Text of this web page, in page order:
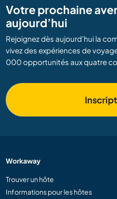
Votre prochaine
aujourd’hui
Rejoignez dès aujourd’hui la
vivez des expériences de
000 opportunités aux quatre
Workaway
Trouver un hôte
Informations pour les hôtes